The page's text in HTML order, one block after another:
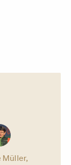
Müller,